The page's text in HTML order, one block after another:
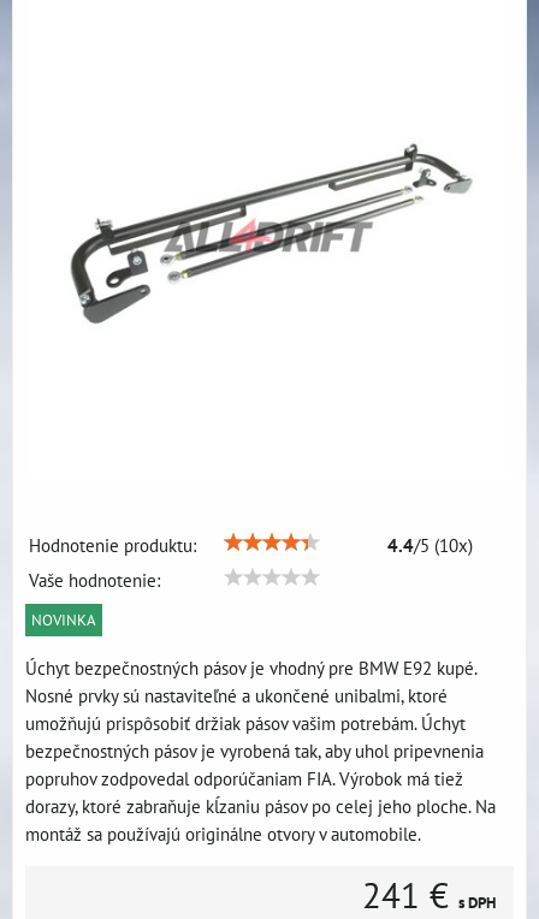
Hodnotenie produktu: 4.4/5 (10x)
Vaše hodnotenie:
NOVINKA
Úchyt bezpečnostných pásov je vhodný pre BMW E92 kupé.
Nosné prvky sú nastaviteľné a ukončené unibalmi, ktoré
umožňujú prispôsobiť držiak pásov vašim potrebám. Úchyt
bezpečnostných pásov je vyrobená tak, aby uhol pripevnenia
popruhov zodpovedal odporúčaniam FIA. Výrobok má tiež
dorazy, ktoré zabraňuje kĺzaniu pásov po celej jeho ploche. Na
montáž sa používajú originálne otvory v automobile.
241 € s DPH